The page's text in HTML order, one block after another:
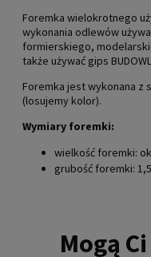
Foremka wielokrotnego
wykonania odlewów
formierskiego,
także używać gips
Foremka jest wykonana z
(losujemy kolor).
Wymiary foremki:
wielkość foremki:
grubość foremki:
Mogą